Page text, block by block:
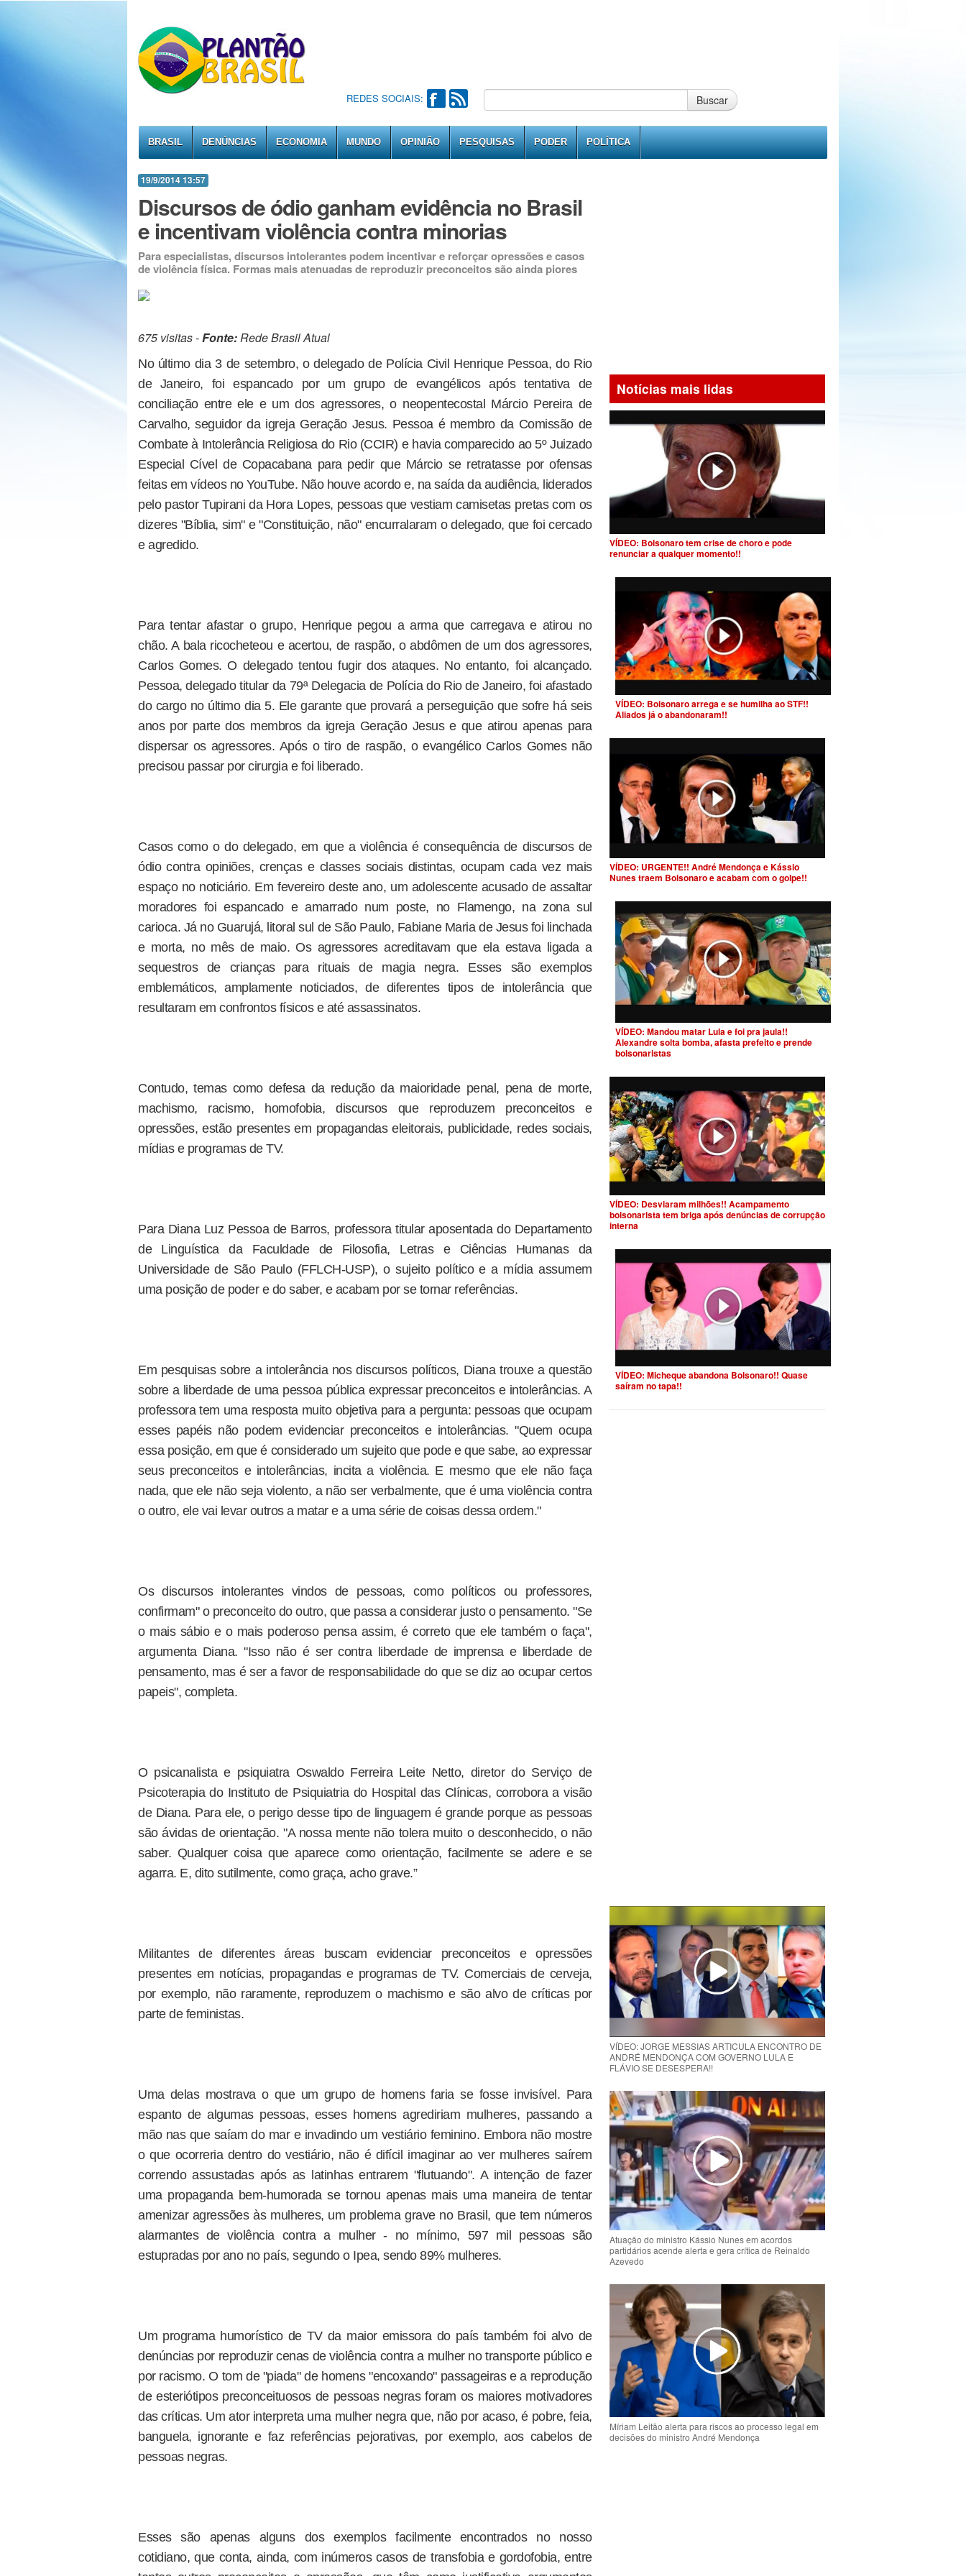
REDES SOCIAIS: Buscar
BRASIL DENÚNCIAS ECONOMIA MUNDO OPINIÃO PESQUISAS PODER POLÍTICA
19/9/2014 13:57
Discursos de ódio ganham evidência no Brasil
e incentivam violência contra minorias
Para especialistas, discursos intolerantes podem incentivar e reforçar opressões e casos
de violência física. Formas mais atenuadas de reproduzir preconceitos são ainda piores
675 visitas -Fonte:Rede Brasil Atual
No último dia 3 de setembro, o delegado de Polícia Civil Henrique Pessoa, do Rio
de Janeiro, foi espancado por um grupo de evangélicos após tentativa de
conciliação entre ele e um dos agressores, o neopentecostal Márcio Pereira de
Carvalho, seguidor da igreja Geração Jesus. Pessoa é membro da Comissão de
Combate à Intolerância Religiosa do Rio (CCIR) e havia comparecido ao 5º Juizado
Especial Cível de Copacabana para pedir que Márcio se retratasse por ofensas
feitas em vídeos no YouTube. Não houve acordo e, na saída da audiência, liderados
pelo pastor Tupirani da Hora Lopes, pessoas que vestiam camisetas pretas com os
dizeres "Bíblia, sim" e "Constituição, não" encurralaram o delegado, que foi cercado
e agredido.
Para tentar afastar o grupo, Henrique pegou a arma que carregava e atirou no
chão. A bala ricocheteou e acertou, de raspão, o abdômen de um dos agressores,
Carlos Gomes. O delegado tentou fugir dos ataques. No entanto, foi alcançado.
Pessoa, delegado titular da 79ª Delegacia de Polícia do Rio de Janeiro, foi afastado
do cargo no último dia 5. Ele garante que provará a perseguição que sofre há seis
anos por parte dos membros da igreja Geração Jesus e que atirou apenas para
dispersar os agressores. Após o tiro de raspão, o evangélico Carlos Gomes não
precisou passar por cirurgia e foi liberado.
Casos como o do delegado, em que a violência é consequência de discursos de
ódio contra opiniões, crenças e classes sociais distintas, ocupam cada vez mais
espaço no noticiário. Em fevereiro deste ano, um adolescente acusado de assaltar
moradores foi espancado e amarrado num poste, no Flamengo, na zona sul
carioca. Já no Guarujá, litoral sul de São Paulo, Fabiane Maria de Jesus foi linchada
e morta, no mês de maio. Os agressores acreditavam que ela estava ligada a
sequestros de crianças para rituais de magia negra. Esses são exemplos
emblemáticos, amplamente noticiados, de diferentes tipos de intolerância que
resultaram em confrontos físicos e até assassinatos.
Contudo, temas como defesa da redução da maioridade penal, pena de morte,
machismo, racismo, homofobia, discursos que reproduzem preconceitos e
opressões, estão presentes em propagandas eleitorais, publicidade, redes sociais,
mídias e programas de TV.
Para Diana Luz Pessoa de Barros, professora titular aposentada do Departamento
de Linguística da Faculdade de Filosofia, Letras e Ciências Humanas da
Universidade de São Paulo (FFLCH-USP), o sujeito político e a mídia assumem
uma posição de poder e do saber, e acabam por se tornar referências.
Em pesquisas sobre a intolerância nos discursos políticos, Diana trouxe a questão
sobre a liberdade de uma pessoa pública expressar preconceitos e intolerâncias. A
professora tem uma resposta muito objetiva para a pergunta: pessoas que ocupam
esses papéis não podem evidenciar preconceitos e intolerâncias. "Quem ocupa
essa posição, em que é considerado um sujeito que pode e que sabe, ao expressar
seus preconceitos e intolerâncias, incita a violência. E mesmo que ele não faça
nada, que ele não seja violento, a não ser verbalmente, que é uma violência contra
o outro, ele vai levar outros a matar e a uma série de coisas dessa ordem."
Os discursos intolerantes vindos de pessoas, como políticos ou professores,
confirmam" o preconceito do outro, que passa a considerar justo o pensamento. "Se
o mais sábio e o mais poderoso pensa assim, é correto que ele também o faça",
argumenta Diana. "Isso não é ser contra liberdade de imprensa e liberdade de
pensamento, mas é ser a favor de responsabilidade do que se diz ao ocupar certos
papeis", completa.
O psicanalista e psiquiatra Oswaldo Ferreira Leite Netto, diretor do Serviço de
Psicoterapia do Instituto de Psiquiatria do Hospital das Clínicas, corrobora a visão
de Diana. Para ele, o perigo desse tipo de linguagem é grande porque as pessoas
são ávidas de orientação. "A nossa mente não tolera muito o desconhecido, o não
saber. Qualquer coisa que aparece como orientação, facilmente se adere e se
agarra. E, dito sutilmente, como graça, acho grave.”
Militantes de diferentes áreas buscam evidenciar preconceitos e opressões
presentes em notícias, propagandas e programas de TV. Comerciais de cerveja,
por exemplo, não raramente, reproduzem o machismo e são alvo de críticas por
parte de feministas.
Uma delas mostrava o que um grupo de homens faria se fosse invisível. Para
espanto de algumas pessoas, esses homens agrediriam mulheres, passando a
mão nas que saíam do mar e invadindo um vestiário feminino. Embora não mostre
o que ocorreria dentro do vestiário, não é difícil imaginar ao ver mulheres saírem
correndo assustadas após as latinhas entrarem "flutuando". A intenção de fazer
uma propaganda bem-humorada se tornou apenas mais uma maneira de tentar
amenizar agressões às mulheres, um problema grave no Brasil, que tem números
alarmantes de violência contra a mulher - no mínimo, 597 mil pessoas são
estupradas por ano no país, segundo o Ipea, sendo 89% mulheres.
Um programa humorístico de TV da maior emissora do país também foi alvo de
denúncias por reproduzir cenas de violência contra a mulher no transporte público e
por racismo. O tom de "piada" de homens "encoxando" passageiras e a reprodução
de esteriótipos preconceituosos de pessoas negras foram os maiores motivadores
das críticas. Um ator interpreta uma mulher negra que, não por acaso, é pobre, feia,
banguela, ignorante e faz referências pejorativas, por exemplo, aos cabelos de
pessoas negras.
Esses são apenas alguns dos exemplos facilmente encontrados no nosso
cotidiano, que conta, ainda, com inúmeros casos de transfobia e gordofobia, entre
Notícias mais lidas
VÍDEO: Bolsonaro tem crise de choro e pode
renunciar a qualquer momento!!
VÍDEO: Bolsonaro arrega e se humilha ao STF!!
Aliados já o abandonaram!!
VÍDEO: URGENTE!! André Mendonça e Kássio
Nunes traem Bolsonaro e acabam com o golpe!!
VÍDEO: Mandou matar Lula e foi pra jaula!!
Alexandre solta bomba, afasta prefeito e prende
bolsonaristas
VÍDEO: Desviaram milhões!! Acampamento
bolsonarista tem briga após denúncias de corrupção
interna
VÍDEO: Micheque abandona Bolsonaro!! Quase
saíram no tapa!!
VÍDEO: JORGE MESSIAS ARTICULA ENCONTRO DE
ANDRÉ MENDONÇA COM GOVERNO LULA E
FLÁVIO SE DESESPERA!!
Atuação do ministro Kássio Nunes em acordos
partidários acende alerta e gera crítica de Reinaldo
Azevedo
Míriam Leitão alerta para riscos ao processo legal em
decisões do ministro André Mendonça